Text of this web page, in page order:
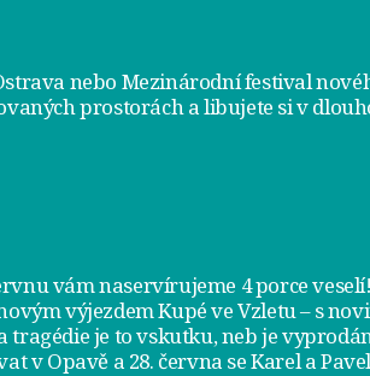
nebo Mezinárodní festival
prostorách a libujete si v
vám naservírujeme 4 porce veselí!
výjezdemKupé ve Vzletu– s
tragédie je to vskutku, neb je
v Opavě a 28. června se Karel a